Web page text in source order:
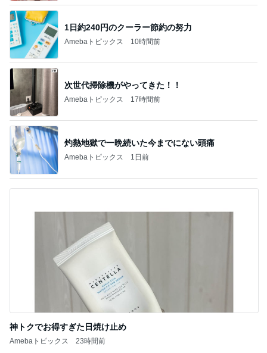
1日約240円のクーラー節約の努力
Amebaトピックス 10時間前
次世代掃除機がやってきた！！
Amebaトピックス 17時間前
灼熱地獄で一晩続いた今までにない頭痛
Amebaトピックス 1日前
神トクでお得すぎた日焼け止め
Amebaトピックス 23時間前